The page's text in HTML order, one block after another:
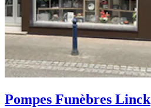
Pompes Funèbres Linck